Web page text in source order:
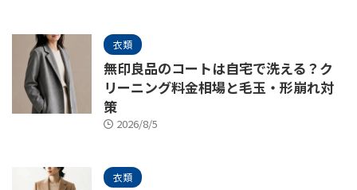
衣類
無印良品のコートは自宅で洗える？ク
リーニング料金相場と毛玉・形崩れ対
策
2026/8/5
衣類